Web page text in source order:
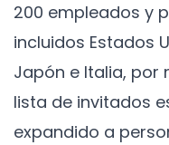
200 empleados y
incluidos Estados
Japón e Italia, por
lista de invitados
expandido a